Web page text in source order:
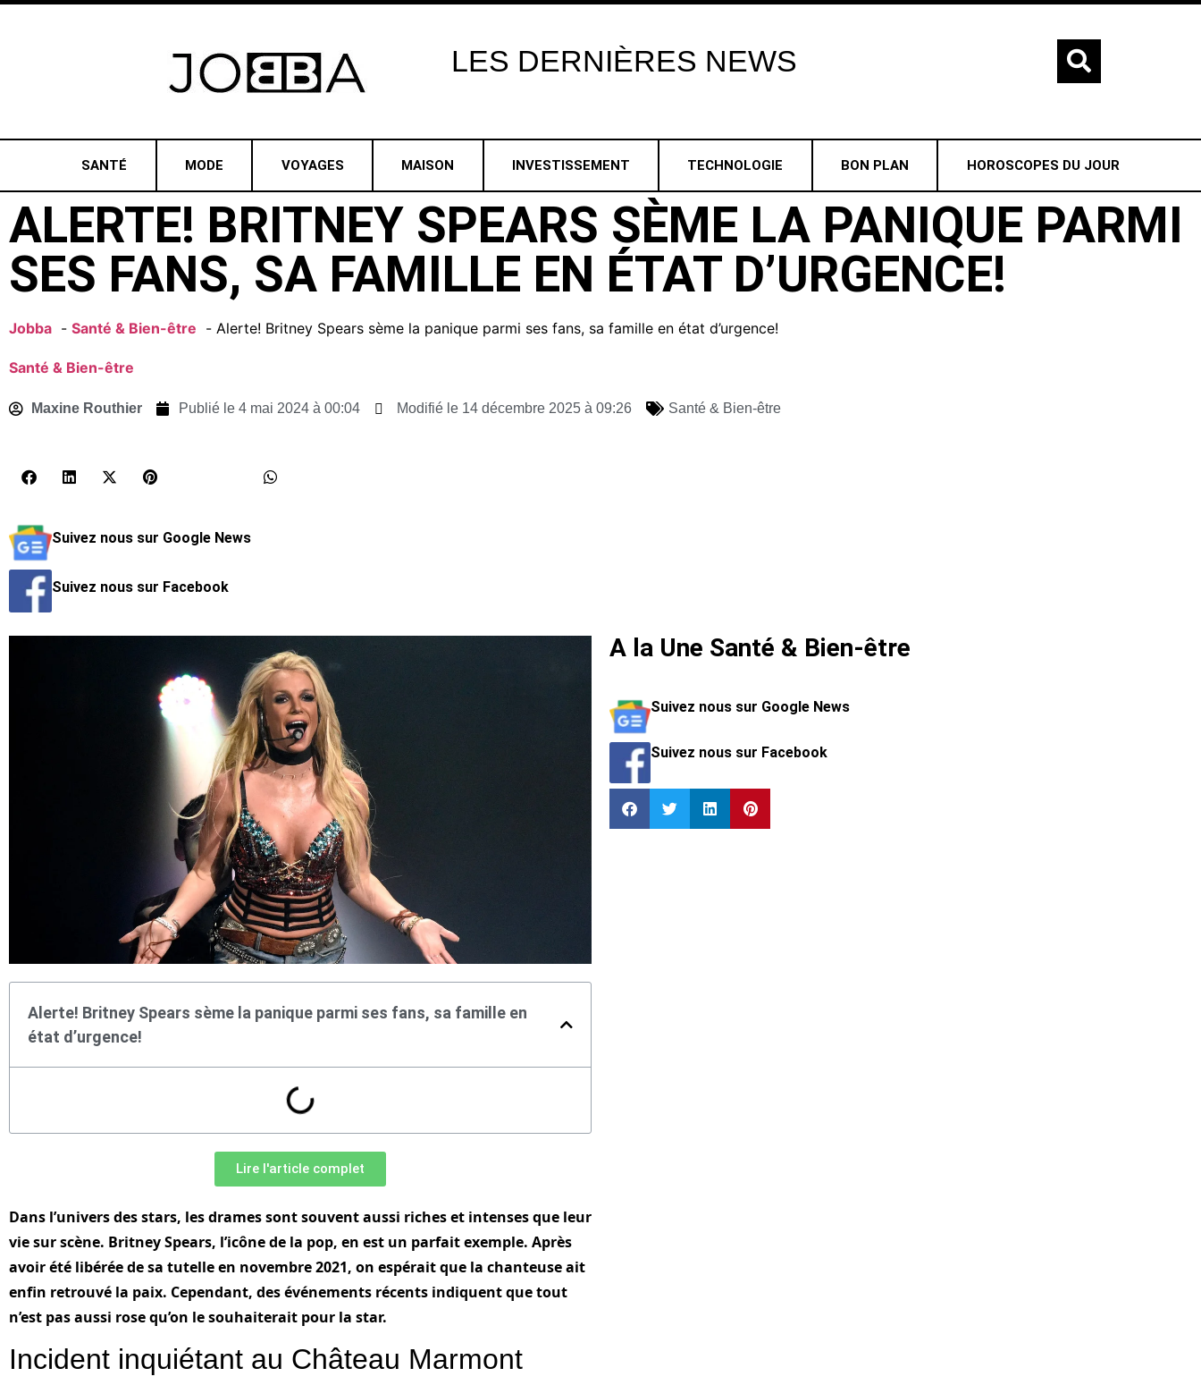
LES DERNIÈRES NEWS
SANTÉ MODE VOYAGES MAISON INVESTISSEMENT TECHNOLOGIE BON PLAN HOROSCOPES DU JOUR
ALERTE! BRITNEY SPEARS SÈME LA PANIQUE PARMI
SES FANS, SA FAMILLE EN ÉTAT D’URGENCE!
Jobba Santé & Bien-être Alerte! Britney Spears sème la panique parmi ses fans, sa famille en état d’urgence!
Santé & Bien-être
Maxine Routhier Publié le 4 mai 2024 à 00:04 Modifié le 14 décembre 2025 à 09:26 Santé & Bien-être
Suivez nous sur Google News
Suivez nous sur Facebook
Alerte! Britney Spears sème la panique parmi ses fans, sa famille en
état d’urgence!
Lire l'article complet
Dans l’univers des stars, les drames sont souvent aussi riches et intenses que leur
vie sur scène. Britney Spears, l’icône de la pop, en est un parfait exemple. Après
avoir été libérée de sa tutelle en novembre 2021, on espérait que la chanteuse ait
enfin retrouvé la paix. Cependant, des événements récents indiquent que tout
n’est pas aussi rose qu’on le souhaiterait pour la star.
Incident inquiétant au Château Marmont
A la Une Santé & Bien-être
Suivez nous sur Google News
Suivez nous sur Facebook